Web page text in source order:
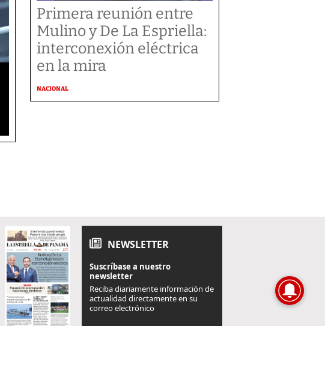
Primera reunión entre
Mulino y De La Espriella:
interconexión eléctrica
en la mira
NACIONAL
NEWSLETTER
Suscríbase a nuestro
newsletter
Reciba diariamente información de
actualidad directamente en su
correo electrónico